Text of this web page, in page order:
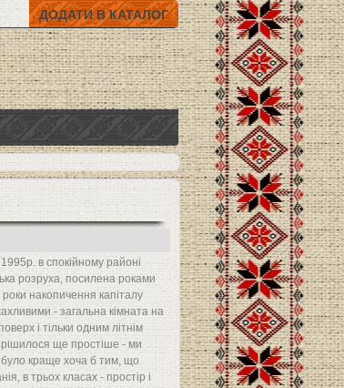
ДОДАТИ В КАТАЛОГ
в спокійному районі
розруха, посилена роками
накопичення капіталу
- загальна кімната на
і тільки одним літнім
ще простіше - ми
було краще хоча б тим, що
в трьох класах - простір і